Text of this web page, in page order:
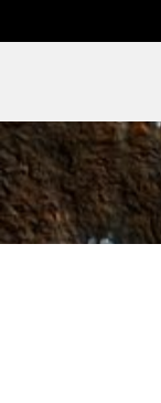
contenuti